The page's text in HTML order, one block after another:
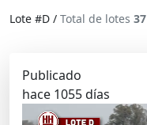
Lote #D / Total de lotes 37
Publicado
hace 1055 días